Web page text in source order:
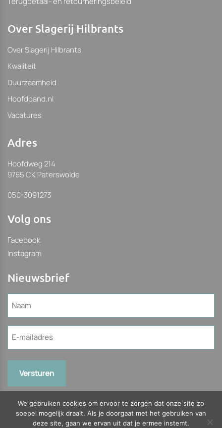
Over Slagerij Hilbrants
Over Slagerij Hilbrants
Kwaliteit
Duurzaamheid
Hoofdpand.nl
Vacatures
Adres
Hoofdweg 214
9765 CK Paterswolde
050-3091273
Volg ons
Facebook
Instagram
Nieuwsbrief
mailadres
We gebruiken cookies om ervoor te zorgen dat onze site zo
soepel mogelijk draait. Als je doorgaat met het gebruiken van
deze site, gaan we ervan uit dat je ermee instemt.